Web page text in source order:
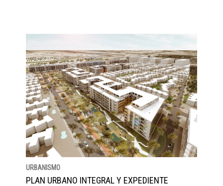
URBANISMO
PLAN URBANO INTEGRAL Y EXPEDIENTE